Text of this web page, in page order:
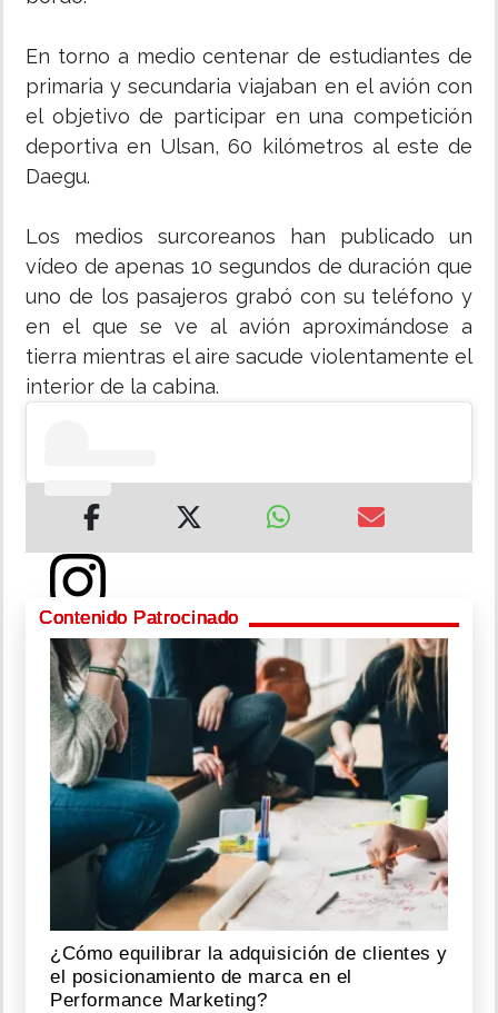
En torno a medio centenar de estudiantes de
primaria y secundaria viajaban en el avión con
el objetivo de participar en una competición
deportiva en Ulsan, 60 kilómetros al este de
Daegu.
Los medios surcoreanos han publicado un
vídeo de apenas 10 segundos de duración que
uno de los pasajeros grabó con su teléfono y
en el que se ve al avión aproximándose a
tierra mientras el aire sacude violentamente el
interior de la cabina.
Ver
esta
publicación
en
Instagram
o
Contenido Patrocinado
¿Cómo equilibrar la adquisición de clientes y
el posicionamiento de marca en el
Performance Marketing?